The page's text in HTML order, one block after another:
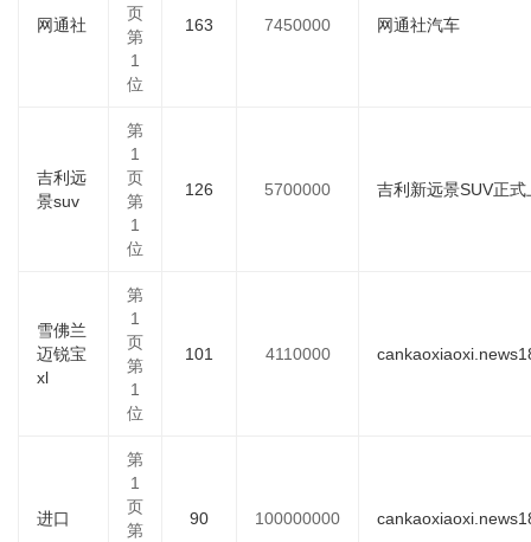
网通社
页
第
1
位
163 7450000 网通社汽车
吉利远
景suv
第
1
页
第
1
位
126 5700000 吉利新远景SUV正
雪佛兰
迈锐宝
xl
第
1
页
第
1
位
101 4110000
进口
第
1
页
第
90 100000000